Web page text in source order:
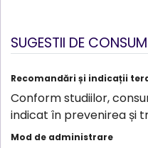
SUGESTII DE CONSUM
Recomandări și indicații
Conform studiilor,
indicat în prevenirea și
Mod de administrare